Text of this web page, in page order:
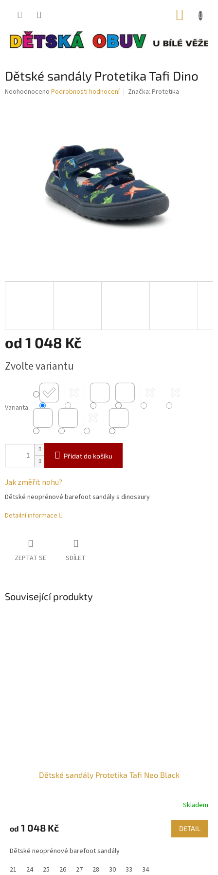
Dětské sandály Protetika Tafi Dino
Průměrné
Neohodnoceno Podrobnosti hodnocení Značka: Protetika
od 1 048 Kč
cena:
Zvolte variantu
Varianta
Přidat do košíku
Jak změřit nohu?
Dětské neoprénové barefoot sandály s dinosaury
Detailní informace
ZEPTAT SE SDÍLET
Související produkty
Dětské sandály Protetika Tafi Neo Black
Skladem
od 1 048 Kč DETAIL
Dětské neoprénové barefoot sandály
21
24 25 26 27 28 30 33 34